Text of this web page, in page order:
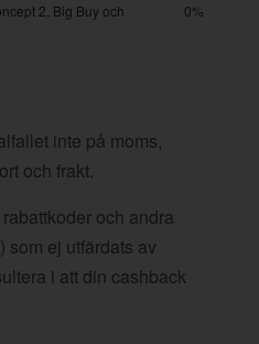
2, Big Buy och
0%
inte på moms,
och frakt.
och andra
som ej utfärdats av
i att din cashback